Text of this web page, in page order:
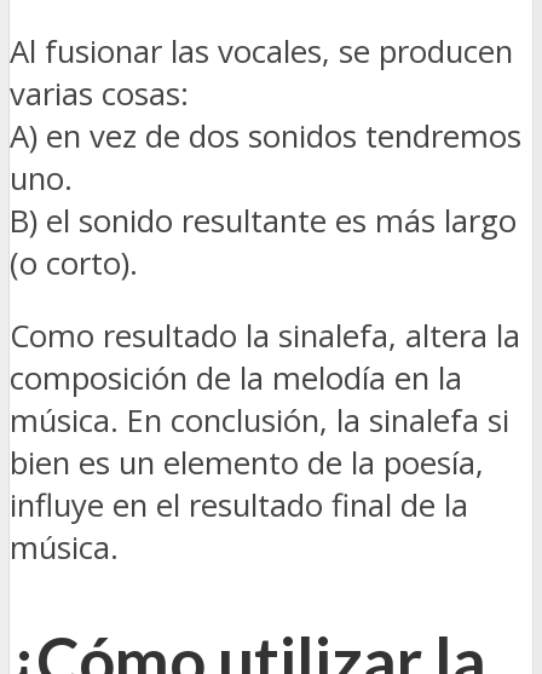
Al fusionar las vocales, se producen
varias cosas:
A) en vez de dos sonidos tendremos
uno.
B) el sonido resultante es más largo
(o corto).
Como resultado la sinalefa, altera la
composición de la melodía en la
música. En conclusión, la sinalefa si
bien es un elemento de la poesía,
influye en el resultado final de la
música.